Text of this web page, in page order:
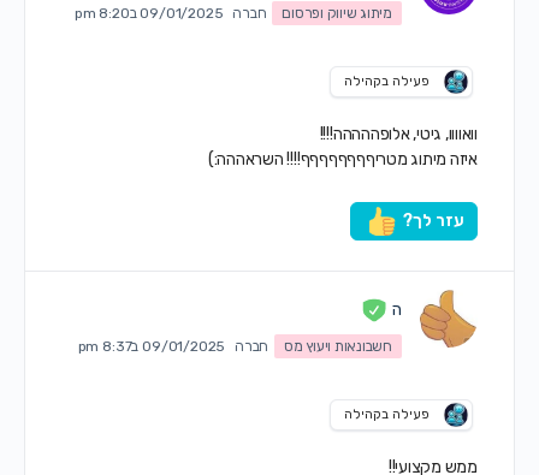
מיתוג שיווק ופרסום חברה 09/01/2025 ב8:20 pm
פעילה בקהילה
וואוווו, גיטי, אלופההההה!!!!
איזה מיתוג מטריףףףףףףףף!!!! השראההה:)
עזר לך?
ה
חשבונאות ויעוץ מס חברה 09/01/2025 ב8:37 pm
פעילה בקהילה
ממש מקצועי!!